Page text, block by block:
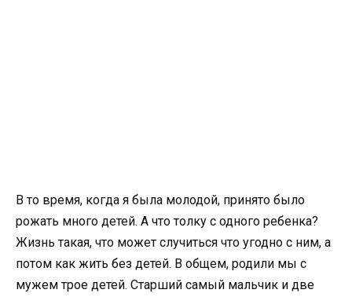
В то время, когда я была молодой, принято было
рожать много детей. А что толку с одного ребенка?
Жизнь такая, что может случиться что угодно с ним, а
потом как жить без детей. В общем, родили мы с
мужем трое детей. Старший самый мальчик и две